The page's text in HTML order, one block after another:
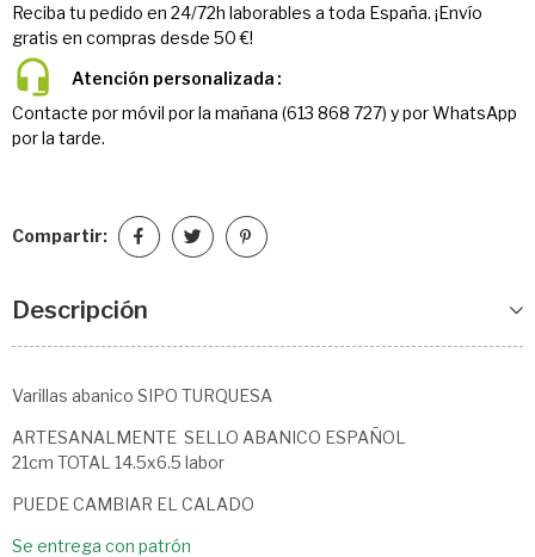
Reciba tu pedido en 24/72h laborables a toda España. ¡Envío
gratis en compras desde 50 €!
Atención personalizada
Contacte por móvil por la mañana (613 868 727) y por WhatsApp
por la tarde.
Compartir:
Descripción
Varillas abanico SIPO TURQUESA
ARTESANALMENTE SELLO ABANICO ESPAÑOL
21cm TOTAL 14.5x6.5 labor
PUEDE CAMBIAR EL CALADO
Se entrega con patrón